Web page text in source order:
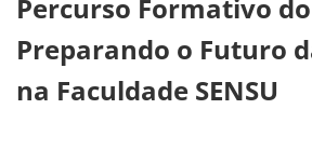
Percurso Formativo
Preparando o Futuro
na Faculdade SENSU